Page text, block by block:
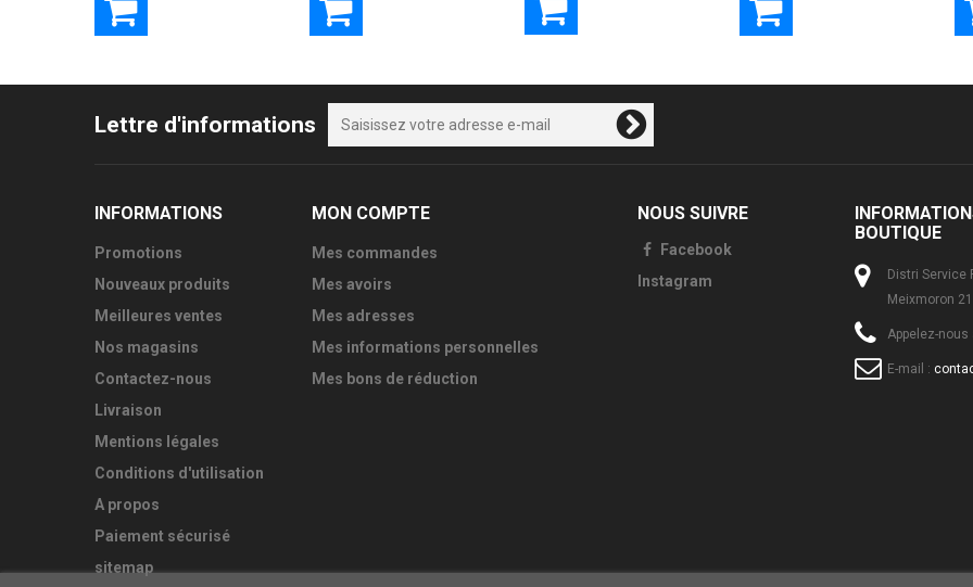
Lettre d'informations
INFORMATIONS
Promotions
Nouveaux produits
Meilleures ventes
Nos magasins
Contactez-nous
Livraison
Mentions légales
Conditions d'utilisation
A propos
Paiement sécurisé
sitemap
MON COMPTE
Mes commandes
Mes avoirs
Mes adresses
Mes informations personnelles
Mes bons de réduction
NOUS SUIVRE
Facebook
Instagram
BOUTIQUE
Distri Service
Meixmoron
Appelez-nous
E-mail :